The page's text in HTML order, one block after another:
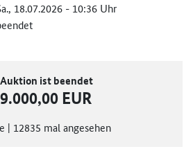
18.07.2026 - 10:36 Uhr
ist beendet
EUR
| 12835 mal angesehen